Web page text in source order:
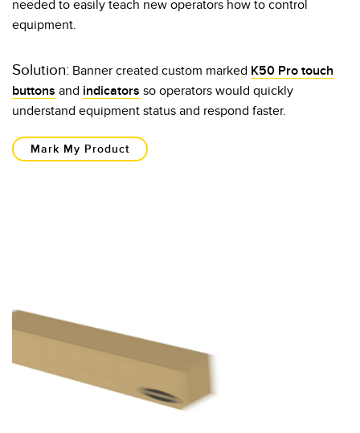
needed to easily teach new operators how to control
equipment.
Solution: Banner created custom marked K50 Pro touch
buttons and indicators so operators would quickly
understand equipment status and respond faster.​
Mark My Product